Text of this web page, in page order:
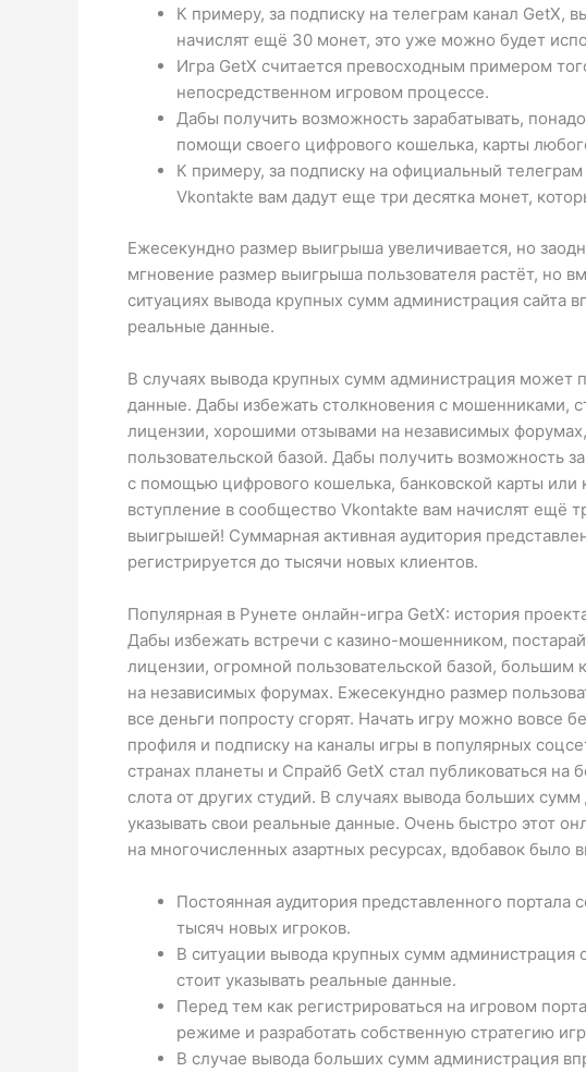
К примеру, за подписку на телеграм канал GetX,
начислят ещё 30 монет, это уже можно будет
Игра GetX считается превосходным примером
непосредственном игровом процессе.
Дабы получить возможность зарабатывать,
помощи своего цифрового кошелька, карты
К примеру, за подписку на официальный
Vkontakte вам дадут еще три десятка монет,
Ежесекундно размер выигрыша увеличивается, но
мгновение размер выигрыша пользователя растёт, но
ситуациях вывода крупных сумм администрация сайта
реальные данные.
В случаях вывода крупных сумм администрация может
данные. Дабы избежать столкновения с мошенниками,
лицензии, хорошими отзывами на независимых
пользовательской базой. Дабы получить возможность
с помощью цифрового кошелька, банковской карты или
вступление в сообщество Vkontakte вам начислят ещё
выигрышей! Суммарная активная аудитория
регистрируется до тысячи новых клиентов.
Популярная в Рунете онлайн-игра GetX: история
Дабы избежать встречи с казино-мошенником,
лицензии, огромной пользовательской базой,
на независимых форумах. Ежесекундно размер
все деньги попросту сгорят. Начать игру можно вовсе
профиля и подписку на каналы игры в популярных
странах планеты и Спрайб GetX стал публиковаться
слота от других студий. В случаях вывода больших
указывать свои реальные данные. Очень быстро этот
на многочисленных азартных ресурсах, вдобавок было
Постоянная аудитория представленного
тысяч новых игроков.
В ситуации вывода крупных сумм администрация
стоит указывать реальные данные.
Перед тем как регистрироваться на игровом
режиме и разработать собственную стратегию
В случае вывода больших сумм администрация